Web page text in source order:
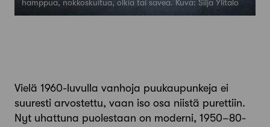
hamppua, nokkoskuitua, olkia tai savea. Kuva: Silja Ylitalo
Vielä 1960­-luvulla vanhoja puukaupunkeja ei
suuresti arvos­tettu, vaan iso osa niistä purettiin.
Nyt uhattuna puolestaan on moderni, 1950–80­-